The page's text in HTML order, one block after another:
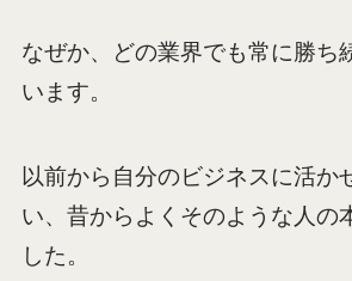
なぜか、どの業界でも常に勝ち
います。
以前から自分のビジネスに活か
い、昔からよくそのような人の
した。